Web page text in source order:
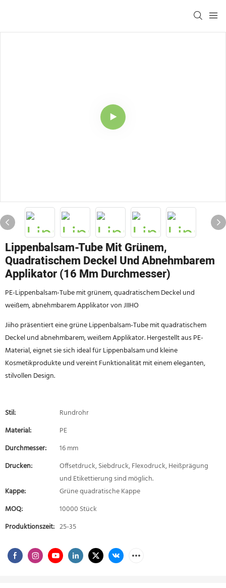
Lippenbalsam-Tube Mit Grünem,
Quadratischem Deckel Und Abnehmbarem
Applikator (16 Mm Durchmesser)
PE-Lippenbalsam-Tube mit grünem, quadratischem Deckel und
weißem, abnehmbarem Applikator von JIIHO
Jiiho präsentiert eine grüne Lippenbalsam-Tube mit quadratischem
Deckel und abnehmbarem, weißem Applikator. Hergestellt aus PE-
Material, eignet sie sich ideal für Lippenbalsam und kleine
Kosmetikprodukte und vereint Funktionalität mit einem eleganten,
stilvollen Design.
Stil:
Rundrohr
Material:
PE
Durchmesser:
16 mm
Drucken:
Offsetdruck, Siebdruck, Flexodruck, Heißprägung
und Etikettierung sind möglich.
Kappe:
Grüne quadratische Kappe
MOQ:
10000 Stück
Produktionszeit: 25-35